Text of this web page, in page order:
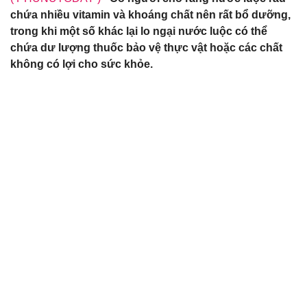
chứa nhiều vitamin và khoáng chất nên rất bổ dưỡng,
trong khi một số khác lại lo ngại nước luộc có thể
chứa dư lượng thuốc bảo vệ thực vật hoặc các chất
không có lợi cho sức khỏe.